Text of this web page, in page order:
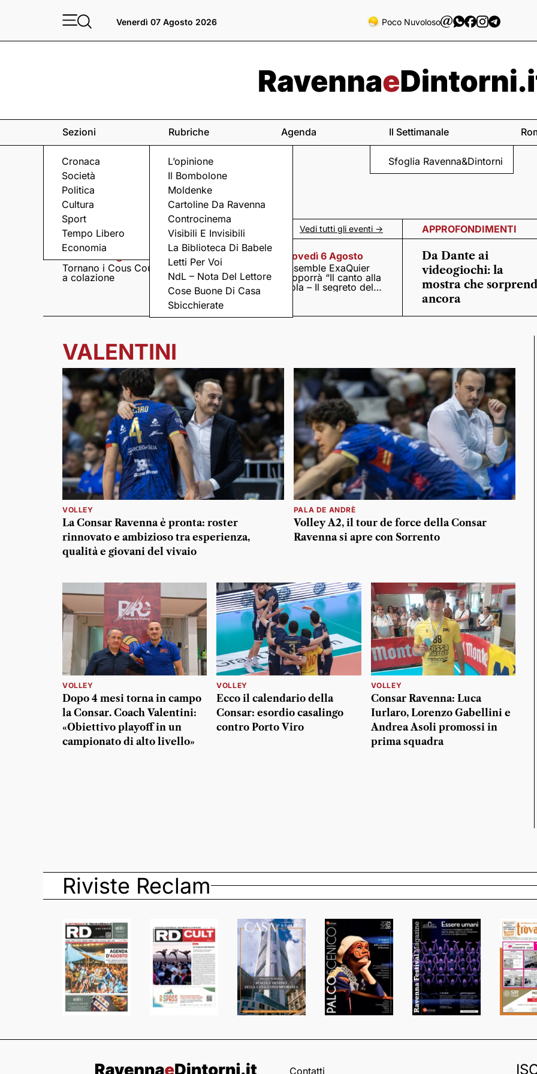
Venerdì 07 Agosto 2026 Poco Nuvoloso
Sezioni
Cronaca
Società
Politica
Cultura
Sport
Tempo Libero
Economia
Rubriche
L’opinione
Il Bombolone
Moldenke
Cartoline Da Ravenna
Controcinema
Visibili E Invisibili
La Biblioteca Di Babele
Letti Per Voi
NdL – Nota Del Lettore
Cose Buone Di Casa
Sbicchierate
Agenda Il Settimanale
Sfoglia Ravenna&Dintorni
Eventi a Ravenna e dintorni Vedi tutti gli eventi ->
Tornano i Cous Cous
a colazione
Giovedì 6 Agosto
Visita serale nella
Pieve romanica di
San Pietro in Sylvis
Giovedì 6 Agosto
Ensemble ExaQuier
proporrà “Il canto alla
viola – Il segreto del
APPROFONDIMENTI
Da Dante ai
videogiochi: la
mostra che
ancora
VALENTINI
VOLLEY
La Consar Ravenna è pronta: roster
rinnovato e ambizioso tra esperienza,
qualità e giovani del vivaio
PALA DE ANDRÈ
Volley A2, il tour de force della Consar
Ravenna si apre con Sorrento
VOLLEY
Dopo 4 mesi torna in campo
la Consar. Coach Valentini:
«Obiettivo playoff in un
campionato di alto livello»
VOLLEY
Ecco il calendario della
Consar: esordio casalingo
contro Porto Viro
VOLLEY
Consar Ravenna: Luca
Iurlaro, Lorenzo Gabellini e
Andrea Asoli promossi in
prima squadra
Riviste Reclam
Contatti